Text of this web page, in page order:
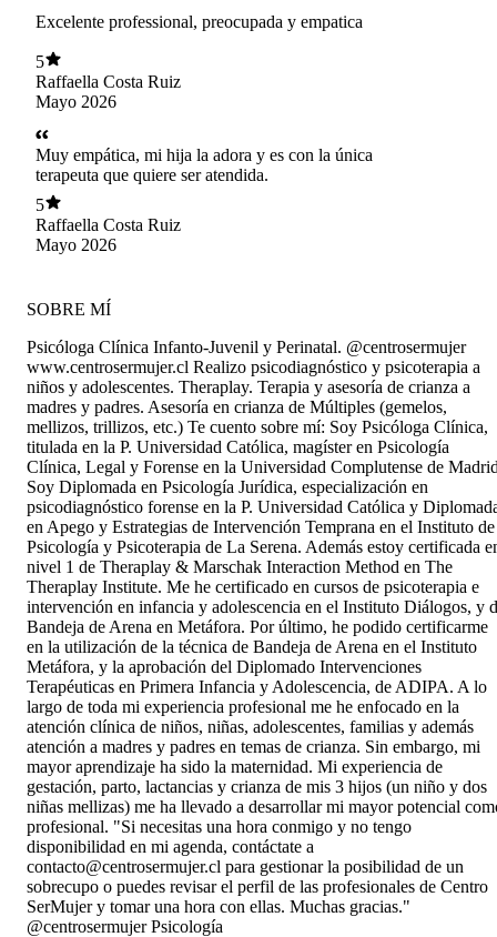
Destaco especialmente su excelente disposición,
así como las recomendaciones y herramientas
que entrega, las cuales han sido de gran ayuda
para fortalecer la crianza. Estoy muy contenta
con el acompañamiento que hemos recibido, ya
que su trabajo va mucho más allá de la escucha
profesional: transmite calidez, confianza y
cercanía, logrando que cada sesión sea una
experiencia agradable y enriquecedora. Muy
recomendada.
Excelente professional, preocupada y empatica
5
Raffaella Costa Ruiz
Mayo 2026
Muy empática, mi hija la adora y es con la única
terapeuta que quiere ser atendida.
5
Raffaella Costa Ruiz
Mayo 2026
SOBRE MÍ
Psicóloga Clínica Infanto-Juvenil y Perinatal. @centrosermujer
www.centrosermujer.cl Realizo psicodiagnóstico y psicoterapia a
niños y adolescentes. Theraplay. Terapia y asesoría de crianza a
madres y padres. Asesoría en crianza de Múltiples (gemelos,
mellizos, trillizos, etc.) Te cuento sobre mí: Soy Psicóloga Clínica,
titulada en la P. Universidad Católica, magíster en Psicología
Clínica, Legal y Forense en la Universidad Complutense de
Soy Diplomada en Psicología Jurídica, especialización en
psicodiagnóstico forense en la P. Universidad Católica y
en Apego y Estrategias de Intervención Temprana en el Instituto de
Psicología y Psicoterapia de La Serena. Además estoy certificada
nivel 1 de Theraplay & Marschak Interaction Method en The
Theraplay Institute. Me he certificado en cursos de psicoterapia e
intervención en infancia y adolescencia en el Instituto Diálogos, y
Bandeja de Arena en Metáfora. Por último, he podido certificarme
en la utilización de la técnica de Bandeja de Arena en el Instituto
Metáfora, y la aprobación del Diplomado Intervenciones
Terapéuticas en Primera Infancia y Adolescencia, de ADIPA. A lo
largo de toda mi experiencia profesional me he enfocado en la
atención clínica de niños, niñas, adolescentes, familias y además
atención a madres y padres en temas de crianza. Sin embargo, mi
mayor aprendizaje ha sido la maternidad. Mi experiencia de
gestación, parto, lactancias y crianza de mis 3 hijos (un niño y dos
niñas mellizas) me ha llevado a desarrollar mi mayor potencial
profesional. "Si necesitas una hora conmigo y no tengo
disponibilidad en mi agenda, contáctate a
contacto@centrosermujer.cl para gestionar la posibilidad de un
sobrecupo o puedes revisar el perfil de las profesionales de Centro
SerMujer y tomar una hora con ellas. Muchas gracias."
@centrosermujer Psicología